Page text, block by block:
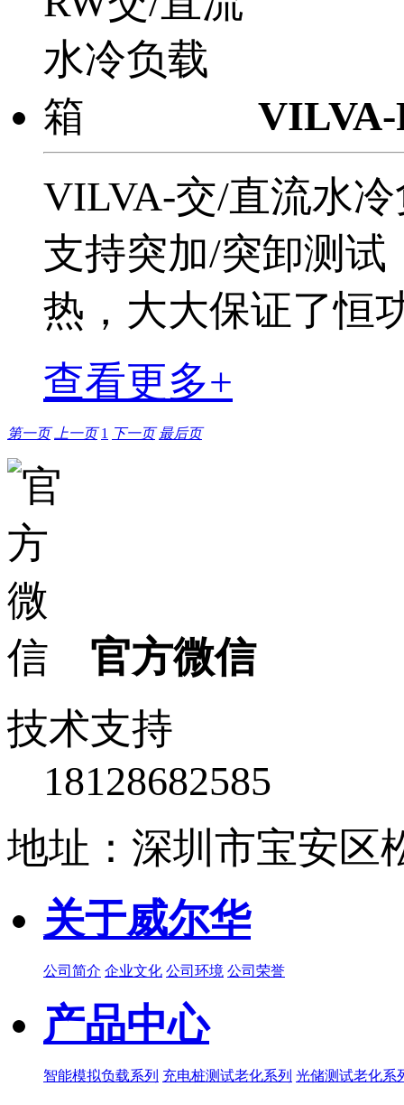
VILVA-交/直流水
支持突加/突卸测
热，大大保证了恒
查看更多+
第一页 上一页 1 下一页 最后页
官方微信
技术支持
18128682585
地址：深圳市宝安区
关于威尔华
公司简介 企业文化 公司环境 公司荣誉
产品中心
智能模拟负载系列 充电桩测试老化系列 光储测试老化系